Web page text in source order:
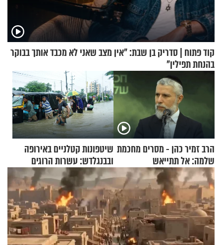
קוד פתוח | סדריק בן שבת: "אין מצב שאני לא מכבד אותך בבוקר
בהנחת תפילין"
הרב זמיר כהן - מסרים מחכמת
שלמה: אל תתייאש
שיטפונות קטלניים באירופה
ובבנגלדש: עשרות הרוגים
ומיליון נפגעים